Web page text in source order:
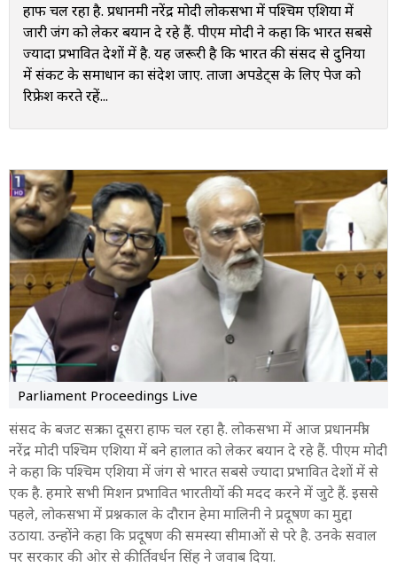
2:27 PM
होर्मुज स्ट्रेट में रुकावट, कमर्शियल जहाजों पर हमले अस्वीकार्य- पीएम
2:26 PM
Lok Sabha Live: कम हुई है डीजल पर निर्भरता- पीएम मोदी
संवाद- पीएम मोदी
2:08 PM
भारतीयों की सुरक्षा हमारी प्राथमिकता- पीएम मोदी
1:55 PM
Parliament Budget Session: विपक्ष के साथ अमित शाह की
मीटिंग
1:43 PM
Parliament Budget Session: लोकसभा की कार्यवाही दो बजे तक
स्थगित
1:10 PM
राज्यसभा में भोजनावकाश, कार्यवाही दो बजे तक स्थगित
12:57 PM
Parliament Session: 'कैश ट्रांसफर जैसा हो डेटा ट्रांसफर', राघव चड्ढा
की डिमांड
12:24 PM
Budget Session Live: कॉर्पोरेट लॉज बिल जेपीसी को भेजा गया
हाफ चल रहा है. प्रधानमंत्री नरेंद्र मोदी लोकसभा में पश्चिम एशिया में
जारी जंग को लेकर बयान दे रहे हैं. पीएम मोदी ने कहा कि भारत सबसे
ज्यादा प्रभावित देशों में है. यह जरूरी है कि भारत की संसद से दुनिया
में संकट के समाधान का संदेश जाए. ताजा अपडेट्स के लिए पेज को
रिफ्रेश करते रहें...
Parliament Proceedings Live
संसद के बजट सत्र का दूसरा हाफ चल रहा है. लोकसभा में आज प्रधानमंत्री
नरेंद्र मोदी पश्चिम एशिया में बने हालात को लेकर बयान दे रहे हैं. पीएम मोदी
ने कहा कि पश्चिम एशिया में जंग से भारत सबसे ज्यादा प्रभावित देशों में से
एक है. हमारे सभी मिशन प्रभावित भारतीयों की मदद करने में जुटे हैं. इससे
पहले, लोकसभा में प्रश्नकाल के दौरान हेमा मालिनी ने प्रदूषण का मुद्दा
उठाया. उन्होंने कहा कि प्रदूषण की समस्या सीमाओं से परे है. उनके सवाल
पर सरकार की ओर से कीर्तिवर्धन सिंह ने जवाब दिया.